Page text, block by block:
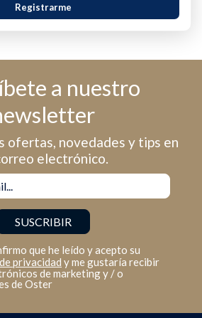
Registrarme
a nuestro
ofertas, novedades y tips en
electrónico.
que he leído y acepto su
privacidad y me gustaría recibir
de marketing y / o
de Oster